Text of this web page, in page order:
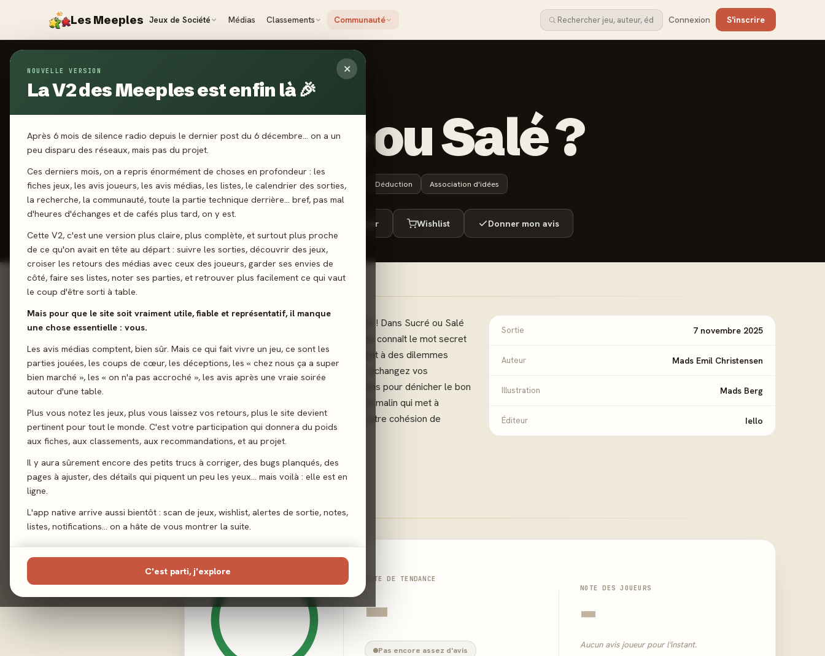
Les Meeples Jeux de Société Médias Classements Communauté Connexion S'inscrire
✕
NOUVELLE VERSION
La V2 des Meeples est enfin là 🎉
Après 6 mois de silence radio depuis le dernier post du 6 décembre… on a un
peu disparu des réseaux, mais pas du projet.
Ces derniers mois, on a repris énormément de choses en profondeur : les
fiches jeux, les avis joueurs, les avis médias, les listes, le calendrier des sorties,
la recherche, la communauté, toute la partie technique derrière… bref, pas mal
d'heures d'échanges et de cafés plus tard, on y est.
Cette V2, c'est une version plus claire, plus complète, et surtout plus proche
de ce qu'on avait en tête au départ : suivre les sorties, découvrir des jeux,
croiser les retours des médias avec ceux des joueurs, garder ses envies de
côté, faire ses listes, noter ses parties, et retrouver plus facilement ce qui vaut
le coup d'être sorti à table.
Mais pour que le site soit vraiment utile, fiable et représentatif, il manque
une chose essentielle : vous.
Les avis médias comptent, bien sûr. Mais ce qui fait vivre un jeu, ce sont les
parties jouées, les coups de cœur, les déceptions, les « chez nous ça a super
bien marché », les « on n'a pas accroché », les avis après une vraie soirée
autour d'une table.
Plus vous notez les jeux, plus vous laissez vos retours, plus le site devient
pertinent pour tout le monde. C'est votre participation qui donnera du poids
aux fiches, aux classements, aux recommandations, et au projet.
Il y aura sûrement encore des petits trucs à corriger, des bugs planqués, des
pages à ajuster, des détails qui piquent un peu les yeux… mais voilà : elle est en
ligne.
L'app native arrive aussi bientôt : scan de jeux, wishlist, alertes de sortie, notes,
listes, notifications… on a hâte de vous montrer la suite.
C'est parti, j'explore
Jeux / Sucré ou Salé ?
Sucré ou Salé ?
2-12 joueurs 10 ans+ 15 min Déduction Association d'idées
Envie de jouer Wishlist Donner mon avis
02Le verdict
03On en discute
04 La presse
05Les joueurs
06Acheter
Similaires
Dilemmes drôles et déductions improbables ! Dans Sucré ou Salé
?, un jeu d’ambiance coopératif, l’Extralucide connaît le mot secret
et doit guider les autres joueurs en répondant à des dilemmes
étranges et amusants. Ensemble, discutez, échangez vos
impressions et éliminez les mauvaises options pour dénicher le bon
mot avant la fin des manches. Un jeu drôle et malin qui met à
l’épreuve votre sens de l’interprétation et votre cohésion de
groupe.
Déduction Association d'idées
Sortie 7 novembre 2025
Auteur Mads Emil Christensen
Illustration Mads Berg
Éditeur Iello
02 - LE VERDICT
NOTE DE TENDANCE
-
Pas encore assez d'avis
NOTE DES JOUEURS
-
Aucun avis joueur pour l'instant.